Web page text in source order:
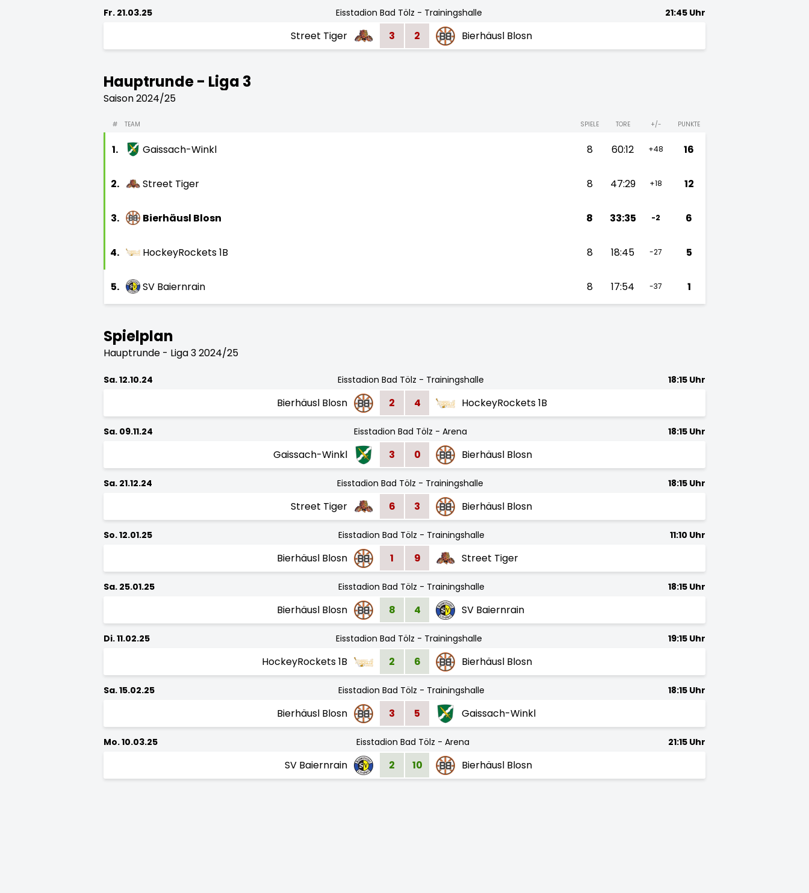
Fr. 21.03.25 Eisstadion Bad Tölz - Trainingshalle 21:45 Uhr
Street Tiger 3 2 Bierhäusl Blosn
Hauptrunde - Liga 3
Saison 2024/25
# TEAM SPIELE TORE +/- PUNKTE
1. Gaissach-Winkl 8 60:12 +48 16
2. Street Tiger 8 47:29 +18 12
3. Bierhäusl Blosn 8 33:35 -2 6
4. HockeyRockets 1B 8 18:45 -27 5
5. SV Baiernrain 8 17:54 -37 1
Spielplan
Hauptrunde - Liga 3 2024/25
Sa. 12.10.24 Eisstadion Bad Tölz - Trainingshalle 18:15 Uhr
Bierhäusl Blosn 2 4 HockeyRockets 1B
Sa. 09.11.24 Eisstadion Bad Tölz - Arena 18:15 Uhr
Gaissach-Winkl 3 0 Bierhäusl Blosn
Sa. 21.12.24 Eisstadion Bad Tölz - Trainingshalle 18:15 Uhr
Street Tiger 6 3 Bierhäusl Blosn
So. 12.01.25 Eisstadion Bad Tölz - Trainingshalle 11:10 Uhr
Bierhäusl Blosn 1 9 Street Tiger
Sa. 25.01.25 Eisstadion Bad Tölz - Trainingshalle 18:15 Uhr
Bierhäusl Blosn 8 4 SV Baiernrain
Di. 11.02.25 Eisstadion Bad Tölz - Trainingshalle 19:15 Uhr
HockeyRockets 1B 2 6 Bierhäusl Blosn
Sa. 15.02.25 Eisstadion Bad Tölz - Trainingshalle 18:15 Uhr
Bierhäusl Blosn 3 5 Gaissach-Winkl
Mo. 10.03.25 Eisstadion Bad Tölz - Arena 21:15 Uhr
SV Baiernrain 2 10 Bierhäusl Blosn